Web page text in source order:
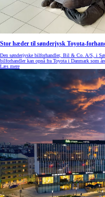
Stor hæder til sønderjysk Toyota-
Den sønderjyske bilforhandler, Bil & Co. A/S, i
bilforhandler kan opnå fra Toyota i Danmark som
Læs mere